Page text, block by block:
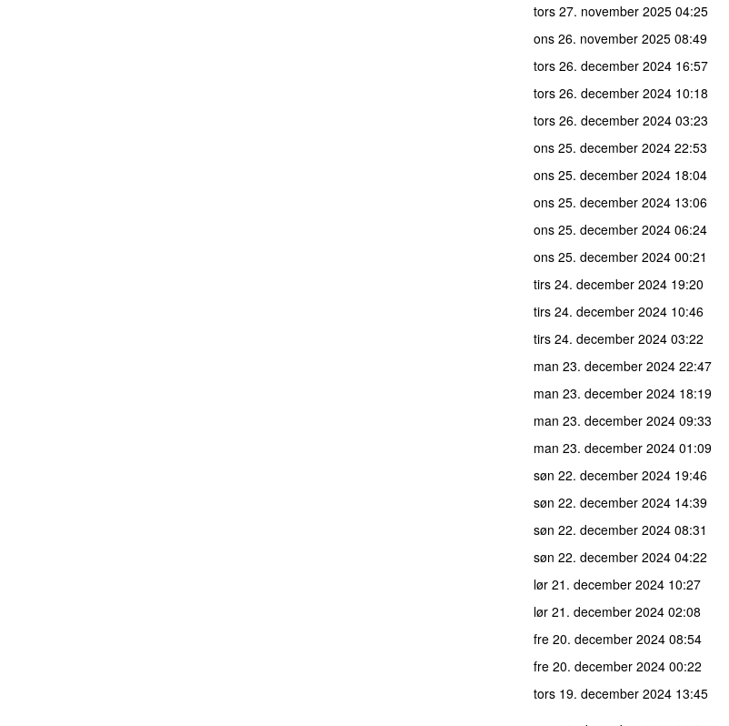
tors 27. november 2025 04:25
ons 26. november 2025 08:49
tors 26. december 2024 16:57
tors 26. december 2024 10:18
tors 26. december 2024 03:23
ons 25. december 2024 22:53
ons 25. december 2024 18:04
ons 25. december 2024 13:06
ons 25. december 2024 06:24
ons 25. december 2024 00:21
tirs 24. december 2024 19:20
tirs 24. december 2024 10:46
tirs 24. december 2024 03:22
man 23. december 2024 22:47
man 23. december 2024 18:19
man 23. december 2024 09:33
man 23. december 2024 01:09
søn 22. december 2024 19:46
søn 22. december 2024 14:39
søn 22. december 2024 08:31
søn 22. december 2024 04:22
lør 21. december 2024 10:27
lør 21. december 2024 02:08
fre 20. december 2024 08:54
fre 20. december 2024 00:22
tors 19. december 2024 13:45